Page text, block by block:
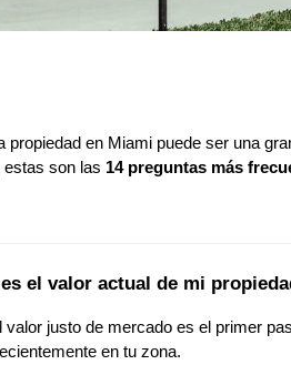
propiedad en Miami puede ser una
estas son las 14 preguntas más
el valor actual de mi
valor justo de mercado es el primer
en tu zona.